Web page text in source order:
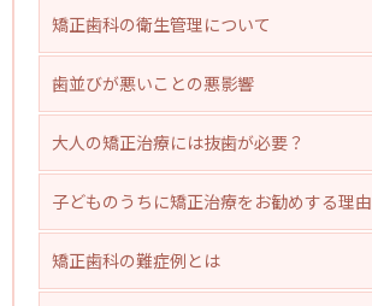
矯正歯科の衛生管理について
歯並びが悪いことの悪影響
大人の矯正治療には抜歯が必要？
子どものうちに矯正治療をお勧めする理由
矯正歯科の難症例とは